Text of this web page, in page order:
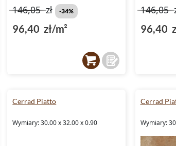
146,05zł -34%
96,40 zł/m²
146,05
96,40
Cerrad Piatto
Wymiary: 30.00 x 32.00 x 0.90
Cerrad
Wymiary: